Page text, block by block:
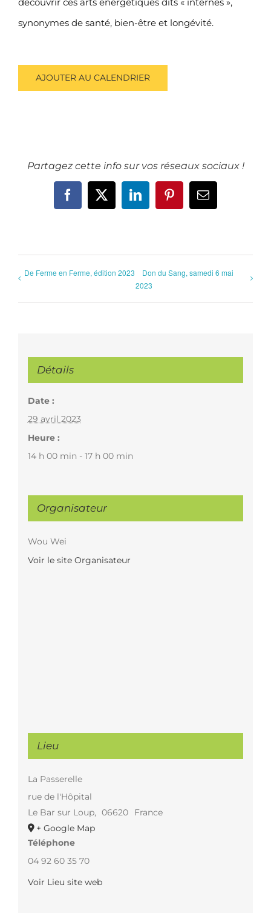
synonymes de santé, bien-être et longévité.
AJOUTER AU CALENDRIER
Partagez cette info sur vos réseaux sociaux !
Facebook
X LinkedInPinterestEmail
De Ferme en Ferme, édition 2023
Don du Sang, samedi 6 mai
2023
Détails
Date :
29 avril 2023
Heure :
14 h 00 min - 17 h 00 min
Organisateur
Wou Wei
Voir le site Organisateur
Lieu
La Passerelle
rue de l'Hôpital
Le Bar sur Loup, 06620
France
+ Google Map
Téléphone
04 92 60 35 70
Voir Lieu site web